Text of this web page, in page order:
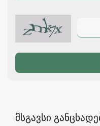
მსგავსი